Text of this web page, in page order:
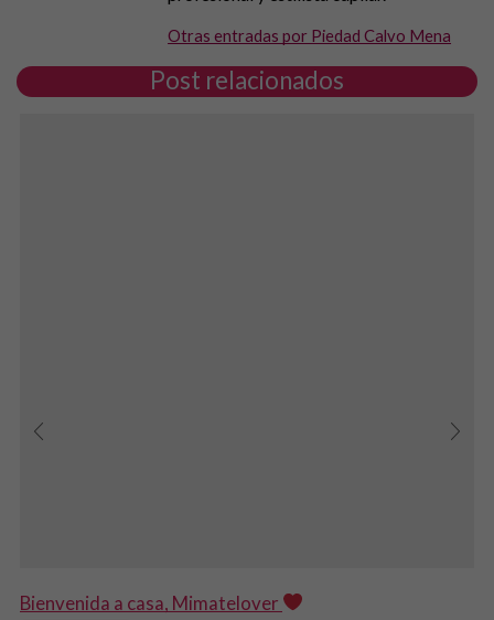
Otras entradas por Piedad Calvo Mena
Post relacionados
Bienvenida a casa, Mimatelover